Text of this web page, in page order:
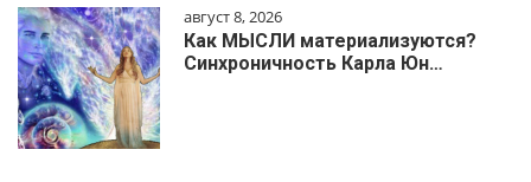
август 8, 2026
Как МЫСЛИ материализуются?
Синхроничность Карла Юн…